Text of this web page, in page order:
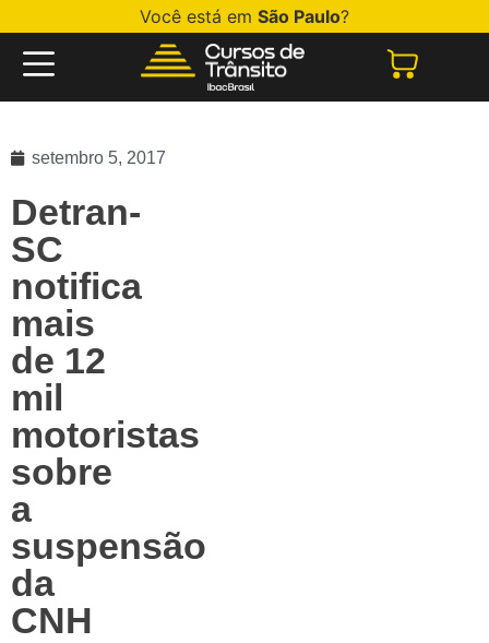
Você está em São Paulo?
setembro 5, 2017
Detran-
SC
notifica
mais
de 12
mil
motoristas
sobre
a
suspensão
da
CNH